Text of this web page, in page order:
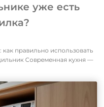
уже есть
правильно использовать
Современная кухня —